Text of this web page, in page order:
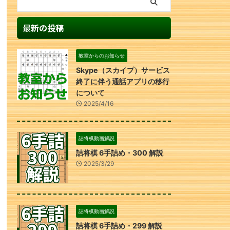
最新の投稿
教室からのお知らせ
Skype（スカイプ）サービス
終了に伴う通話アプリの移行
について
2025/4/16
詰将棋動画解説
詰将棋 6手詰め・300 解説
2025/3/29
詰将棋動画解説
詰将棋 6手詰め・299 解説